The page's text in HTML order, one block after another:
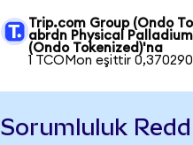
Trip.com Group (Ondo
abrdn Physical Palladium
(Ondo Tokenized)'na
1 TCOMon eşittir
Sorumluluk